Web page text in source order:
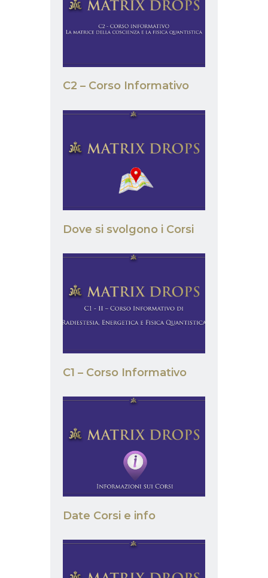
C2 – Corso Informativo
Dove si svolgono i Corsi
C1 – Corso Informativo
Date Corsi e info